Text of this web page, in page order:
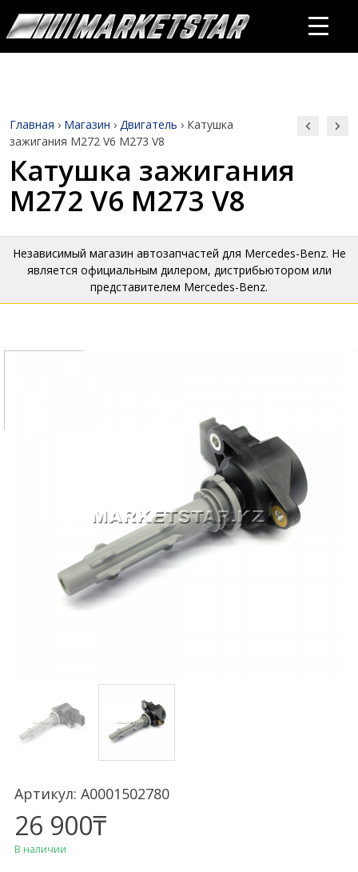
Главная › Магазин › Двигатель › Катушка
зажигания M272 V6 M273 V8
Катушка зажигания
M272 V6 M273 V8
Независимый магазин автозапчастей для Mercedes-Benz. Не
является официальным дилером, дистрибьютором или
представителем Mercedes-Benz.
Артикул: A0001502780
26 900₸
В наличии